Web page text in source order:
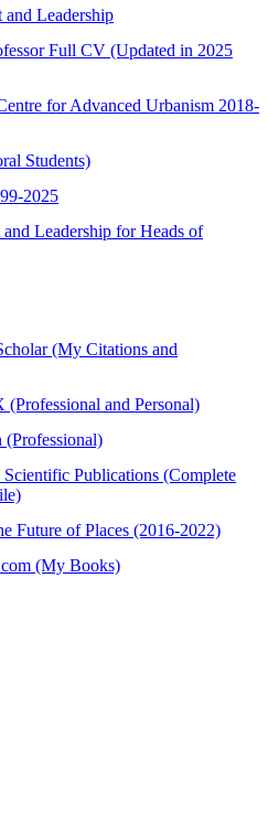
and Leadership
Full CV (Updated in 2025
for Advanced Urbanism 2018-
Students)
2025
Leadership for Heads of
(My Citations and
and Personal)
Publications (Complete
Future of Places (2016-2022)
(My Books)